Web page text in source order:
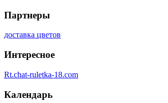
Партнеры
доставка цветов
Интересное
Rt.chat-ruletka-18.com
Календарь